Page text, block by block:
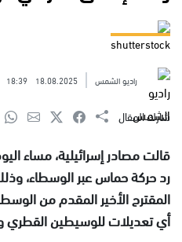
shutterstock
راديو الشمس 18.08.2025
18:39
شارك المقال
قالت مصادر إسرائيلية، مساء
رد حركة حماس عبر الوسطاء،
المقترح الأخير المقدم من
أي تعديلات للوسيطين القطري